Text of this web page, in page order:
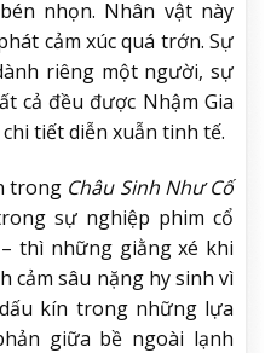
nhọn. Nhân vật này
cảm xúc quá trớn. Sự
riêng một người, sự
cả đều được Nhậm Gia
tiết diễn xuẫn tinh tế.
trong Châu Sinh Như Cố
sự nghiệp phim cổ
thì những giằng xé khi
cảm sâu nặng hy sinh vì
kín trong những lựa
giữa bề ngoài lạnh